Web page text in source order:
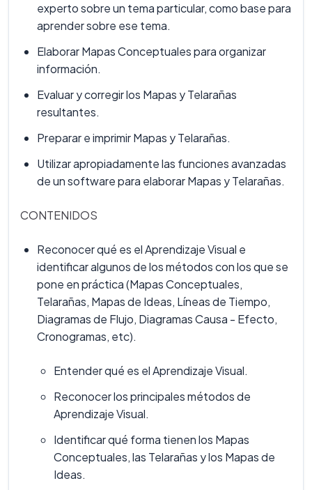
experto sobre un tema particular, como base para
aprender sobre ese tema.
Elaborar Mapas Conceptuales para organizar
información.
Evaluar y corregir los Mapas y Telarañas
resultantes.
Preparar e imprimir Mapas y Telarañas.
Utilizar apropiadamente las funciones avanzadas
de un software para elaborar Mapas y Telarañas.
CONTENIDOS
Reconocer qué es el Aprendizaje Visual e
identificar algunos de los métodos con los que se
pone en práctica (Mapas Conceptuales,
Telarañas, Mapas de Ideas, Líneas de Tiempo,
Diagramas de Flujo, Diagramas Causa - Efecto,
Cronogramas, etc).
Entender qué es el Aprendizaje Visual.
Reconocer los principales métodos de
Aprendizaje Visual.
Identificar qué forma tienen los Mapas
Conceptuales, las Telarañas y los Mapas de
Ideas.